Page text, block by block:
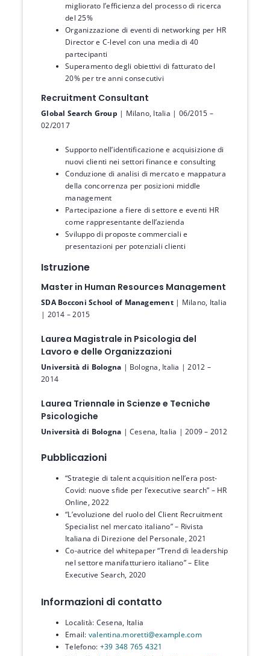
migliorato l’efficienza del processo di ricerca
del 25%
Organizzazione di eventi di networking per HR
Director e C-level con una media di 40
partecipanti
Superamento degli obiettivi di fatturato del
20% per tre anni consecutivi
Recruitment Consultant
Global Search Group | Milano, Italia | 06/2015 –
02/2017
Supporto nell’identificazione e acquisizione di
nuovi clienti nei settori finance e consulting
Conduzione di analisi di mercato e mappatura
della concorrenza per posizioni middle
management
Partecipazione a fiere di settore e eventi HR
come rappresentante dell’azienda
Sviluppo di proposte commerciali e
presentazioni per potenziali clienti
Istruzione
Master in Human Resources Management
SDA Bocconi School of Management| Milano, Italia
| 2014 – 2015
Laurea Magistrale in Psicologia del
Lavoro e delle Organizzazioni
Università di Bologna | Bologna, Italia | 2012 –
2014
Laurea Triennale in Scienze e Tecniche
Psicologiche
Università di Bologna | Cesena, Italia | 2009 – 2012
Pubblicazioni
“Strategie di talent acquisition nell’era post-
Covid: nuove sfide per l’executive search” – HR
Online, 2022
“L’evoluzione del ruolo del Client Recruitment
Specialist nel mercato italiano” – Rivista
Italiana di Direzione del Personale, 2021
Co-autrice del whitepaper “Trend di leadership
nel settore manifatturiero italiano” – Elite
Executive Search, 2020
Informazioni di contatto
Località: Cesena, Italia
Email: valentina.moretti@example.com
Telefono: +39 348 765 4321